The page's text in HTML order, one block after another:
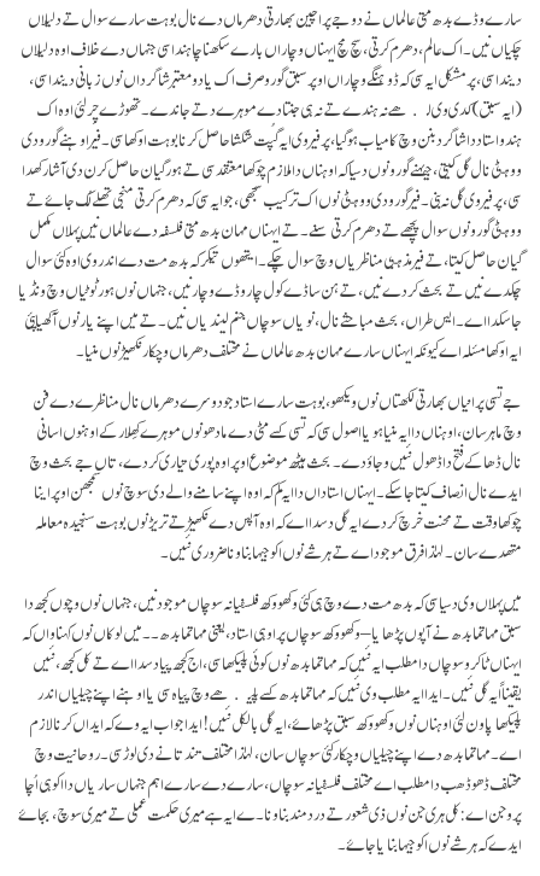
سارے وڈے بدھ متی عالماں نے دوجے پراچین بھارتی دھرماں دے نال بوہت سارے سوال تے دلیلاں
چکیاں نیں۔ اک عالم، دھرم کرتی، سچ مچ ایہناں وچاراں بارے سکھنا چاہندا سی جنہاں دے خلاف اوہ دلیلاں
دیندا سی، پر مشکل ایہ سی کہ ڈوہنگے وچاراں اوپر سبق گورو صرف اک یا دو معتبر شاگرداں نوں زبانی دیندا سی،
(ایہ سبق) کدی وی لکھے نہ ہندے تے نہ ہی جنتا دے موہرے دتے جاندے۔ تھوڑے چِر لئی اوہ اک
ہندو استاد دا شاگرد بنن وچ کامیاب ہو گیا، پر فیر وی ایہ گُپت شکشا حاصل کرنا بوہت اوکھا سی۔ فیر اوہنے گورو دی
ووہٹی نال گل کیتی، جیہنے گورو نوں دسیا کہ اوہناں دا ملازم چوکھا معتقد سی تے ہور گیان حاصل کرن دی آشا رکھدا
سی، پر فیر وی گل نہ بنی۔ فیر گورو دی ووہٹی نوں اک ترکیب سجھی، جو ایہ سی کہ دھرم کرتی منجی تھلے لُک جاۓ تے
ووہٹی گورو نوں سوال پچھے تے دھرم کرتی سنے۔ تے ایہناں مہان بدھ متی فلسفہ دے عالماں نیں پہلاں مکمل
گیان حاصل کیتا، تے فیر مذہبی مناظریاں وچ سوال چکے۔ ایتھوں تیکر کہ بدھ مت دے اندر وی اوہ کئی سوال
چکدے نیں تے بحث کردے نیں، تے ہن ساڈے کول چار وڈے وچار نیں، جنہاں نوں ہور ٹوٹیاں وچ ونڈیا
جا سکدا اے۔ ایس طراں، بحث مباحثے نال، نویاں سوچاں جنم لیندیاں نیں۔ تے میں اپنے یار نوں آکھیا پئی
ایہ اوکھا مسٔلہ اے کیونکہ ایہناں سارے مہان بدھ عالماں نے مختلف دھرماں وچکار نکھیڑ نوں منیا۔
جے تسی پرانیاں بھارتی لکھتاں نوں ویکھو، بوہت سارے استاد جو دوسرے دھرماں نال مناظرے دے فن
وچ ماہر سان، اوہناں دا ایہ منیا ہویا اصول سی کہ تسی کسے مٹی دے مادھو نوں موہرے کھِلار کے اوہنوں اسانی
نال ڈھا کے فتح دا ڈھول نئیں وجاؤ دے۔ بحث ہیٹھ موضوع اوپر اوہ پوری تیاری کردے، تاں جے بحث وچ
ایدے نال انصاف کیتا جا سکے۔ ایہناں استاداں دا ایہ کم کہ اوہ اپنے سامنے والے دی سوچ نوں سمجھن اوپر اینا
چوکھا وقت تے محنت خرچ کردے ایہ گل دسدا اے کہ اوہ آپس دے نکھیڑ تے تریڑ نوں بوہت سنجیدہ معاملہ
متھدے سان۔ لہٰذا فرق موجود اے تے ہر شے نوں اکو جیہا بناونا ضروری نئیں۔
میں پہلاں وی دسیا سی کہ بدھ مت دے وچ ہی کئی وکھو وکھ فلسفیانہ سوچاں موجود نیں، جنہاں نوں وچوں کجھ دا
سبق مہاتما بدھ نےآپوں پڑھایا – وکھو وکھ سوچاں پر اوہی استاد، یعنی مہاتما بدھ۔۔ میں لوکاں نوں کہنا واں کہ
ایہناں ٹاکرو سوچاں دا مطلب ایہ نئیں کہ مہاتما بدھ نوں کوئی پلیکھا سی، اج کجھ پیا دسدا اے تے کل کجھ، نئیں
یقیناً ایہ گل نئیں۔ ایدا ایہ مطلب وی نئیں کہ مہاتما بدھ کسے پلیکھے وچ پیاہ سی یا اوہنے اپنے چیلیاں اندر
پلیکھا پاون لئی اوہناں نوں وکھو وکھ سبق پڑھاۓ، ایہ گل بالکل نئیں! ایدا جواب ایہ وے کہ ایداں کرنا لازم
اے۔ مہاتما بدھ دے اپنے چیلیاں وچکار کئی سوچاں سان، لہٰذا مختلف تند تانے دی لوڑ سی۔ روحانیت وچ
مختلف ڈھو ڈھب دا مطلب اے مختلف فلسفیانہ سوچاں، سارے دے سارے اہم جنہاں ساریاں دا اکو ہی اُچا
پروجن اے: کل ہری جن نوں ذی شعور تے درد مند بناونا۔ے ایہ ہے میری حکمت عملی تے میری سوچ، بجاۓ
ایدے کہ ہر شے نوں اکو جیہا بنایا جاۓ۔